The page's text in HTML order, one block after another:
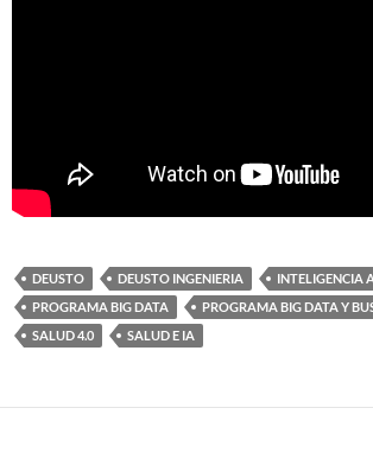
DEUSTO DEUSTO INGENIERIA
INTELIGENCIA
PROGRAMA BIG DATA
PROGRAMA BIG DATA Y
SALUD 4.0
SALUD E IA